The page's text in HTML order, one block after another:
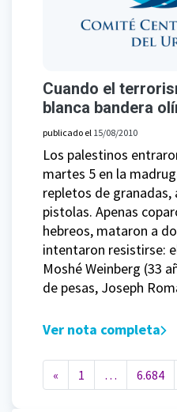
Cuando el
blanca bandera
publicado el 15/08/2010
Los palestinos
martes 5 en la
repletos de
pistolas. Apenas
hebreos, mataron a
intentaron resistirse:
Moshé Weinberg (33
de pesas, Joseph
Ver nota completa
Navegación de
« 1 … 6.684